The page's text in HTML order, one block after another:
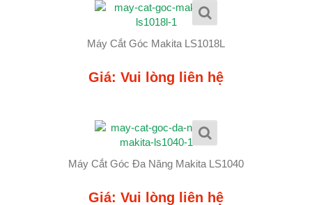
Máy Cắt Góc Makita LS1018L
Giá: Vui lòng liên hệ
Máy Cắt Góc Đa Năng Makita LS1040
Giá: Vui lòng liên hệ